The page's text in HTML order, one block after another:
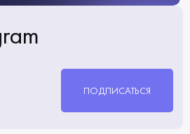
ПОДПИСАТЬСЯ